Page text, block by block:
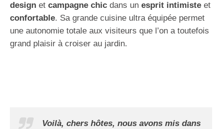
design et campagne chic dans un esprit intimiste et
confortable. Sa grande cuisine ultra équipée permet
une autonomie totale aux visiteurs que l’on a toutefois
grand plaisir à croiser au jardin.
Voilà, chers hôtes, nous avons mis dans